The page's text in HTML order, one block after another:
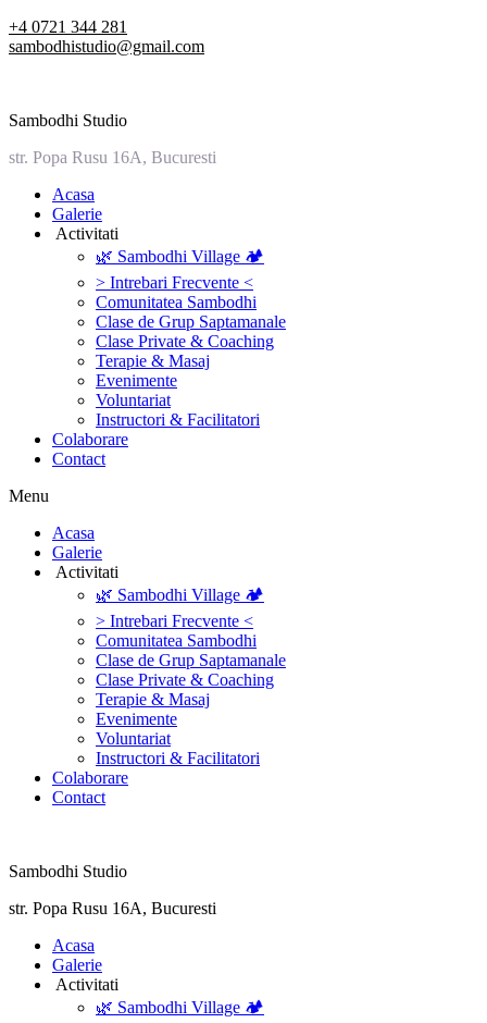
Skip
to
+4 0721 344 281
sambodhistudio@gmail.com
Sambodhi Studio
str. Popa Rusu 16A, Bucuresti
‎Acasa
Galerie
‎ ‎Activitati‎
🌿 Sambodhi Village 🏕️
> Intrebari Frecvente <
Comunitatea Sambodhi
Clase de Grup Saptamanale
Clase Private & Coaching
Terapie & Masaj
‎Evenimente
Voluntariat
‏‏‎Instructori & Facilitatori
Colaborare
Contact
Menu
‎Acasa
Galerie
‎ ‎Activitati‎
🌿 Sambodhi Village 🏕️
> Intrebari Frecvente <
Comunitatea Sambodhi
Clase de Grup Saptamanale
Clase Private & Coaching
Terapie & Masaj
‎Evenimente
Voluntariat
‏‏‎Instructori & Facilitatori
Colaborare
Contact
Sambodhi Studio
str. Popa Rusu 16A, Bucuresti
‎Acasa
Galerie
‎ ‎Activitati‎
🌿 Sambodhi Village 🏕️